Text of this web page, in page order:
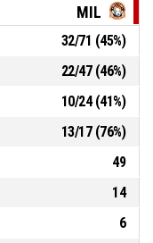
- In appoggio realizzato
Milano
- avanti di 35
, Palla recuperata
P4 00:37
MIL
32/71 (45%)
22/47(46%)
10/24(41%)
13/17(76%)
49
14
6